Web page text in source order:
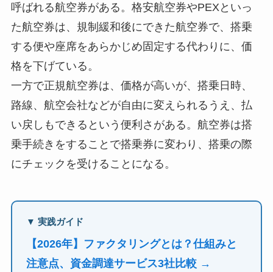
呼ばれる航空券がある。格安航空券やPEXといっ
た航空券は、規制緩和後にできた航空券で、搭乗
する便や座席をあらかじめ固定する代わりに、価
格を下げている。
一方で正規航空券は、価格が高いが、搭乗日時、
路線、航空会社などが自由に変えられるうえ、払
い戻しもできるという便利さがある。航空券は搭
乗手続きをすることで搭乗券に変わり、搭乗の際
にチェックを受けることになる。
▼ 実践ガイド
【2026年】ファクタリングとは？仕組みと
注意点、資金調達サービス3社比較 →